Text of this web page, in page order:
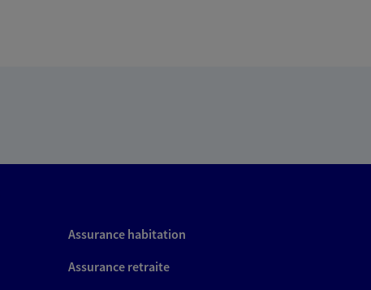
Assurance habitation
Assurance retraite